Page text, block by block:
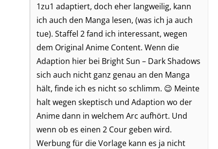
1zu1 adaptiert, doch eher langweilig, kann
ich auch den Manga lesen, (was ich ja auch
tue). Staffel 2 fand ich interessant, wegen
dem Original Anime Content. Wenn die
Adaption hier bei Bright Sun – Dark Shadows
sich auch nicht ganz genau an den Manga
hält, finde ich es nicht so schlimm. 😉 Meinte
halt wegen skeptisch und Adaption wo der
Anime dann in welchem Arc aufhört. Und
wenn ob es einen 2 Cour geben wird.
Werbung für die Vorlage kann es ja nicht